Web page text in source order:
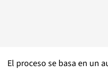
El proceso se basa en un